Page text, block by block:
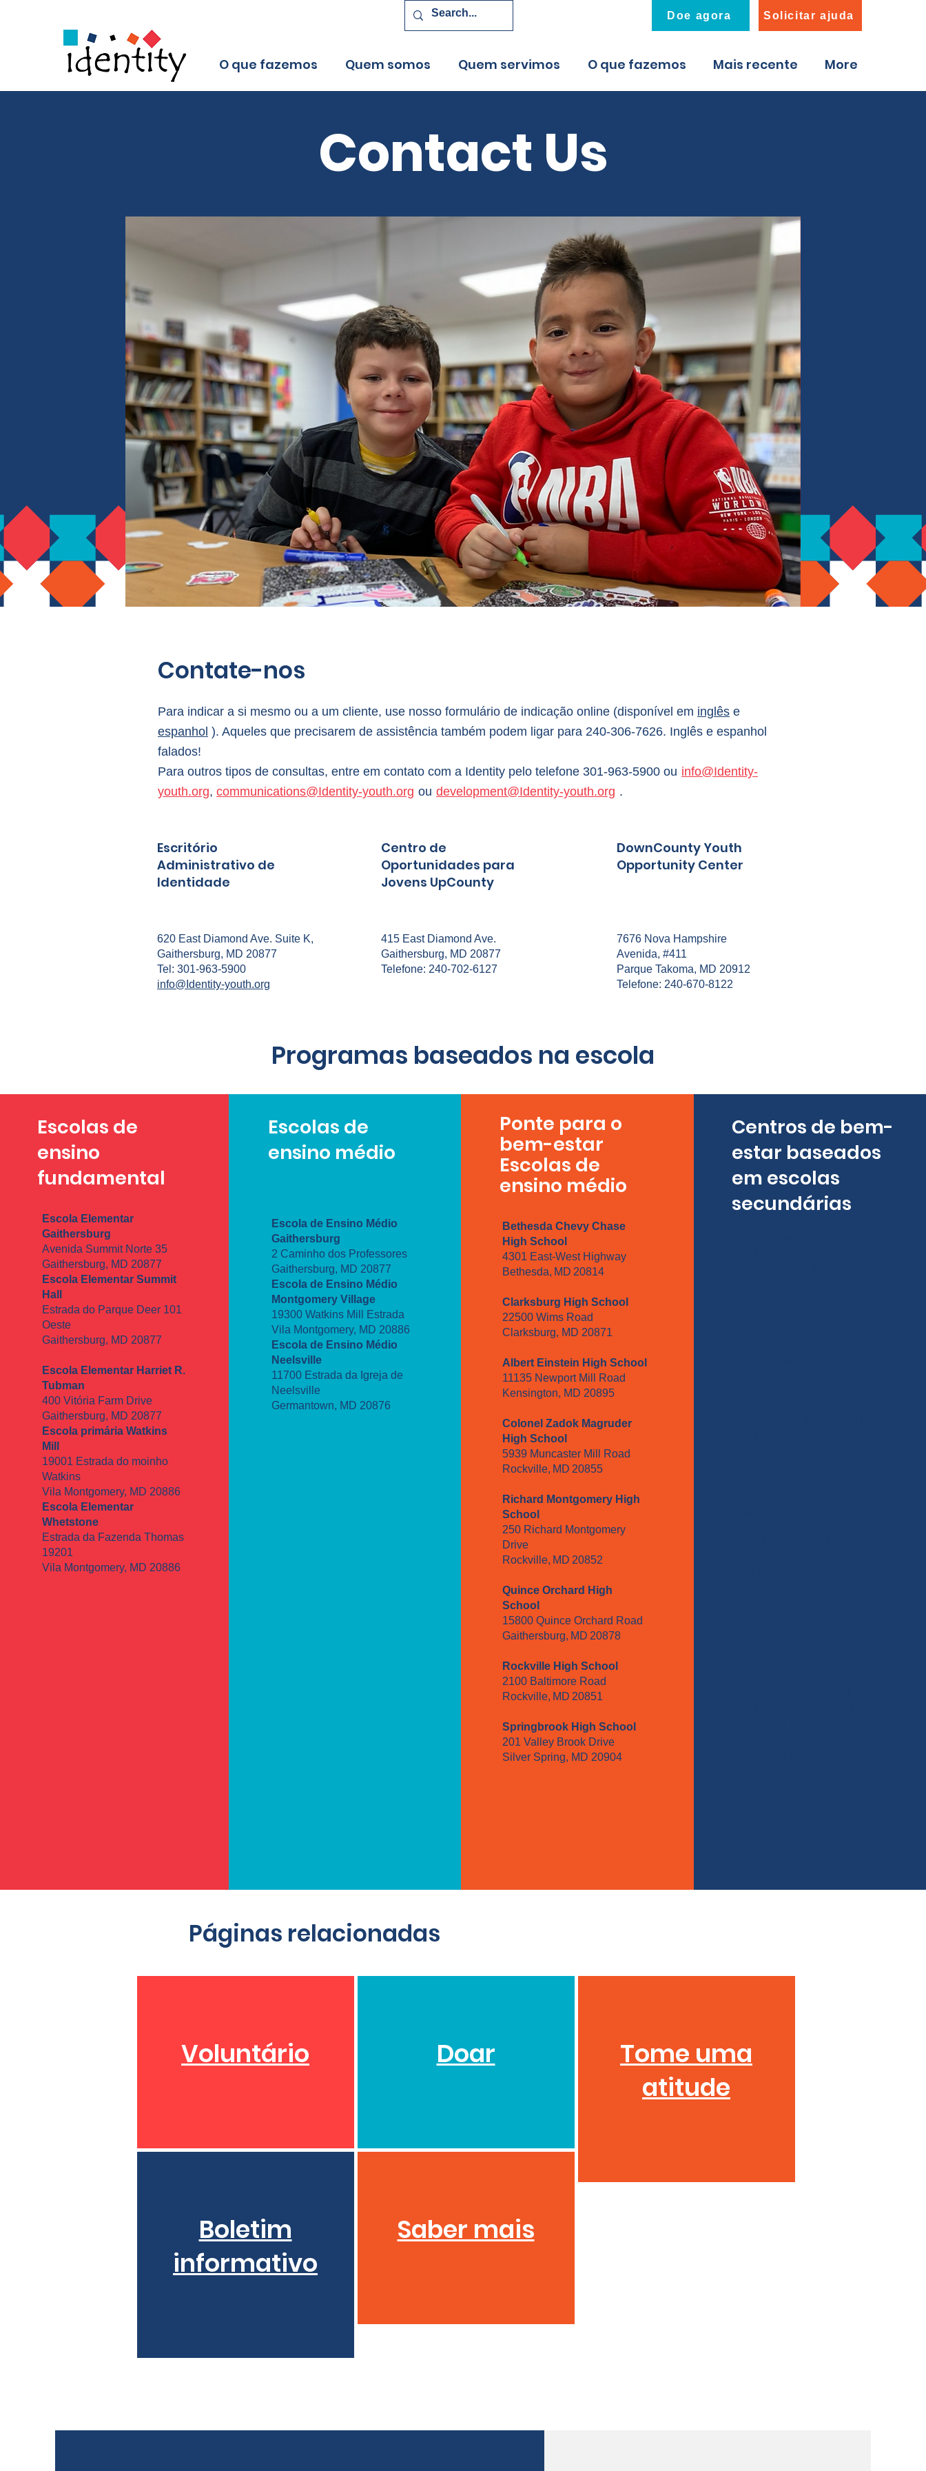
Doe agora Solicitar ajuda
O que fazemos Quem somos Quem servimos O que fazemos Mais recente More
Contact Us
Contate-nos
Para indicar a si mesmo ou a um cliente, use nosso formulário de indicação online (disponível em inglês e
espanhol ). Aqueles que precisarem de assistência também podem ligar para 240-306-7626. Inglês e espanhol
falados!
Para outros tipos de consultas, entre em contato com a Identity pelo telefone 301-963-5900 ou info@Identity-
youth.org, communications@Identity-youth.org ou development@Identity-youth.org .
Escritório
Administrativo de
Identidade
620 East Diamond Ave. Suite K,
Gaithersburg, MD 20877
Tel: 301-963-5900
info@Identity-youth.org
Centro de
Oportunidades para
Jovens UpCounty
415 East Diamond Ave.
Gaithersburg, MD 20877
Telefone: 240-702-6127
DownCounty Youth
Opportunity Center
7676 Nova Hampshire
Avenida, #411
Parque Takoma, MD 20912
Telefone: 240-670-8122
Programas baseados na escola
Escolas de
ensino
fundamental
Escola Elementar
Gaithersburg
Avenida Summit Norte 35
Gaithersburg, MD 20877
Escola Elementar Summit
Hall
Estrada do Parque Deer 101
Oeste
Gaithersburg, MD 20877
Escola Elementar Harriet R.
Tubman
400 Vitória Farm Drive
Gaithersburg, MD 20877
Escola primária Watkins
Mill
19001 Estrada do moinho
Watkins
Vila Montgomery, MD 20886
Escola Elementar
Whetstone
Estrada da Fazenda Thomas
19201
Vila Montgomery, MD 20886
Escolas de
ensino médio
Escola de Ensino Médio
Gaithersburg
2 Caminho dos Professores
Gaithersburg, MD 20877
Escola de Ensino Médio
Montgomery Village
19300 Watkins Mill Estrada
Vila Montgomery, MD 20886
Escola de Ensino Médio
Neelsville
11700 Estrada da Igreja de
Neelsville
Germantown, MD 20876
Ponte para o
bem-estar
Escolas de
ensino médio
Bethesda Chevy Chase
High School
4301 East-West Highway
Bethesda, MD 20814
Clarksburg High School
22500 Wims Road
Clarksburg, MD 20871
Albert Einstein High School
11135 Newport Mill Road
Kensington, MD 20895
Colonel Zadok Magruder
High School
5939 Muncaster Mill Road
Rockville, MD 20855
Richard Montgomery High
School
250 Richard Montgomery
Drive
Rockville, MD 20852
Quince Orchard High
School
15800 Quince Orchard Road
Gaithersburg, MD 20878
Rockville High School
2100 Baltimore Road
Rockville, MD 20851
Springbrook High School
201 Valley Brook Drive
Silver Spring, MD 20904
Centros de bem-
estar baseados
em escolas
secundárias
Páginas relacionadas
Voluntário
Boletim
informativo
Doar
Saber mais
Tome uma
atitude